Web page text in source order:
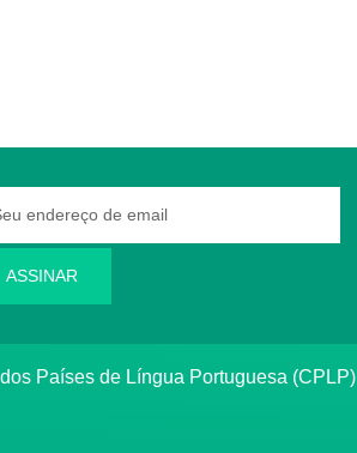
ASSINAR
Países de Língua Portuguesa (CPLP)